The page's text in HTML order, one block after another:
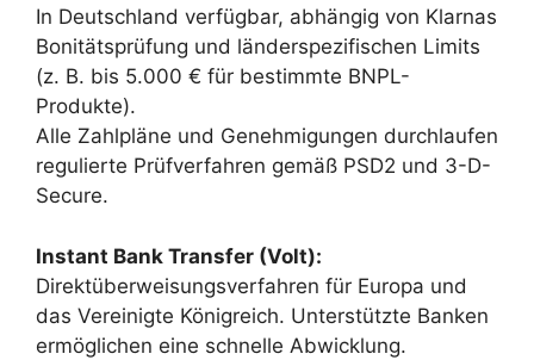
In Deutschland verfügbar, abhängig von Klarnas
Bonitätsprüfung und länderspezifischen Limits
(z. B. bis 5.000 € für bestimmte BNPL-
Produkte).
Alle Zahlpläne und Genehmigungen durchlaufen
regulierte Prüfverfahren gemäß PSD2 und 3-D-
Secure.
Instant Bank Transfer (Volt):
Direktüberweisungsverfahren für Europa und
das Vereinigte Königreich. Unterstützte Banken
ermöglichen eine schnelle Abwicklung.